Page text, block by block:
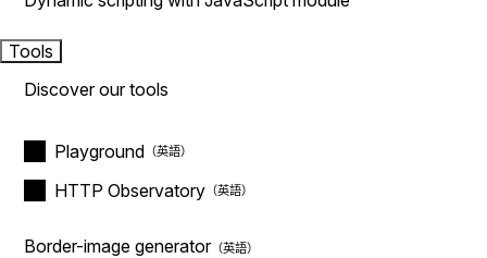
Tools
Discover our tools
Playground
HTTP Observatory
Border-image generator